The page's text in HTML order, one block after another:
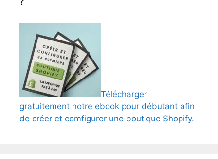
Télécharger
gratuitement notre ebook pour débutant afin
de créer et comfigurer une boutique Shopify.